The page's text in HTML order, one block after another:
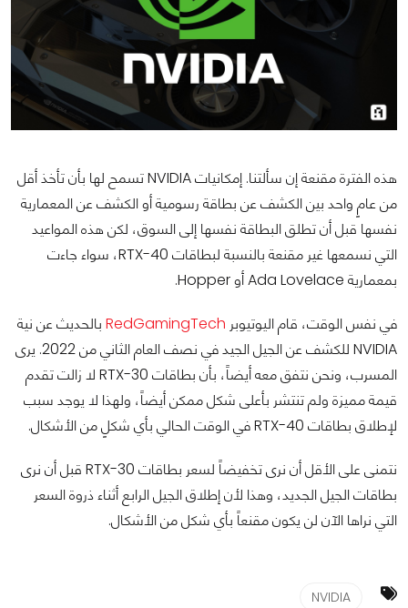
هذه الفترة مقنعة إن سألتنا. إمكانيات NVIDIA تسمح لها بأن تأخذ أقل
من عامٍ واحد بين الكشف عن بطاقة رسومية أو الكشف عن المعمارية
نفسها قبل أن تطلق البطاقة نفسها إلى السوق، لكن هذه المواعيد
التي نسمعها غير مقنعة بالنسبة لبطاقات RTX-40، سواء جاءت
بمعمارية Ada Lovelace أو Hopper.
في نفس الوقت، قام اليوتيوبر RedGamingTech بالحديث عن نية
NVIDIA للكشف عن الجيل الجيد في نصف العام الثاني من 2022. يرى
المسرب، ونحن نتفق معه أيضاً، بأن بطاقات RTX-30 لا زالت تقدم
قيمة مميزة ولم تنتشر بأعلى شكل ممكن أيضاً، ولهذا لا يوجد سبب
لإطلاق بطاقات RTX-40 في الوقت الحالي بأي شكلٍ من الأشكال.
نتمنى على الأقل أن نرى تخفيضاً لسعر بطاقات RTX-30 قبل أن نرى
بطاقات الجيل الجديد، وهذا لأن إطلاق الجيل الرابع أثناء ذروة السعر
التي نراها الآن لن يكون مقنعاً بأي شكل من الأشكال.
NVIDIA